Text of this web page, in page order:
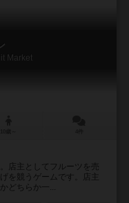
Market
店主としてフルーツを売
を競うゲームです。店主
どちらか一...